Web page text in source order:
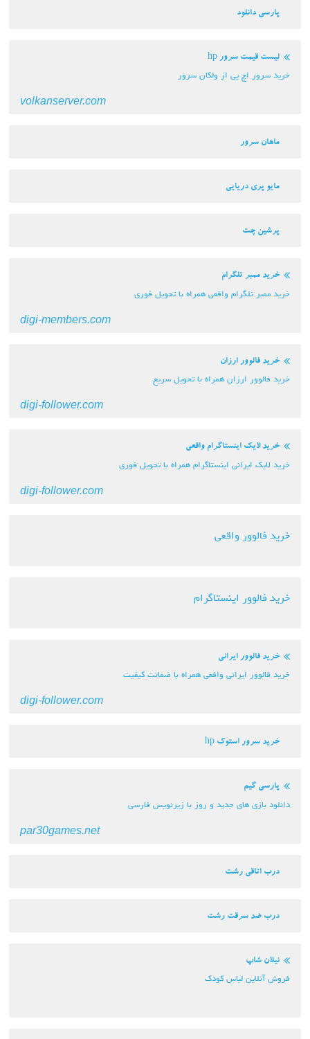
پارسی دانلود
لیست قیمت سرور hp
خرید سرور اچ پی از ولکان سرور
volkanserver.com
ماهان سرور
مایو پری دریایی
پرشین چت
خرید ممبر تلگرام
خرید ممبر تلگرام واقعی همراه با تحویل فوری
digi-members.com
خرید فالوور ارزان
خرید فالوور ارزان همراه با تحویل سریع
digi-follower.com
خرید لایک اینستاگرام واقعی
خرید لایک ایرانی اینستاگرام همراه با تحویل فوری
digi-follower.com
خرید فالوور واقعی
خرید فالوور اینستاگرام
خرید فالوور ایرانی
خرید فالوور ایرانی وافعی همراه با ضمانت کیفیت
digi-follower.com
خرید سرور استوک hp
پارسی گیم
دانلود بازی های جدید و روز با زیرنویس فارسی
par30games.net
درب اتاقی رشت
درب ضد سرقت رشت
نیلان شاپ
فروش آنلاین لباس کودک